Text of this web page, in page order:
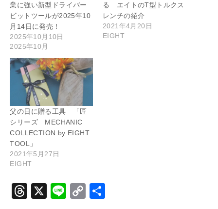
業に強い新型ドライバー
ビットツールが2025年10
月14日に発売！
2025年10月10日
2025年10月
る エイトのT型トルクス
レンチの紹介
2021年4月20日
EIGHT
父の日に贈る工具 「匠
シリーズ MECHANIC
COLLECTION by EIGHT
TOOL」
2021年5月27日
EIGHT
T
X
Li
C